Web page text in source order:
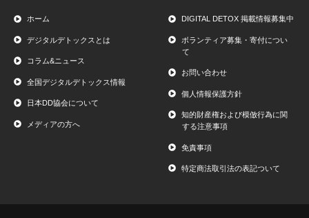
ホーム
デジタルデトックスとは
コラム&ニュース
全国デジタルデトックス情報
日本DD協会について
メディアの方へ
DIGITAL DETOX 掲載情報募集中
ボランティア募集・寄付につい
て
お問い合わせ
個人情報保護方針
知的財産権および模倣行為に関
する注意事項
免責事項
特定商法取引法の表記ついて